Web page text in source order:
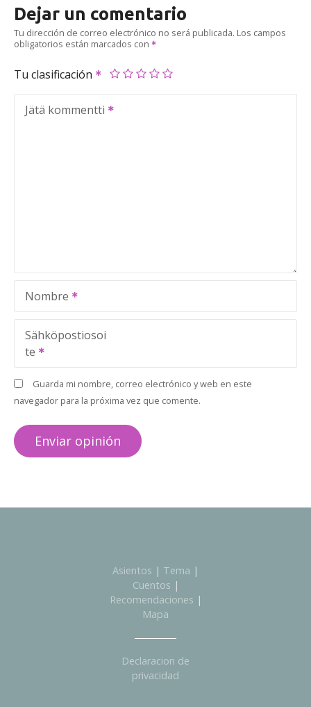
Dejar un comentario
Tu dirección de correo electrónico no será publicada. Los campos
obligatorios están marcados con
Tu clasificación
Jätä kommentti
Nombre
Sähköpostiosoi
te
Guarda mi nombre, correo electrónico y web en este
navegador para la próxima vez que comente.
Asientos | Tema |
Cuentos |
Recomendaciones |
Mapa
Declaracion de
privacidad